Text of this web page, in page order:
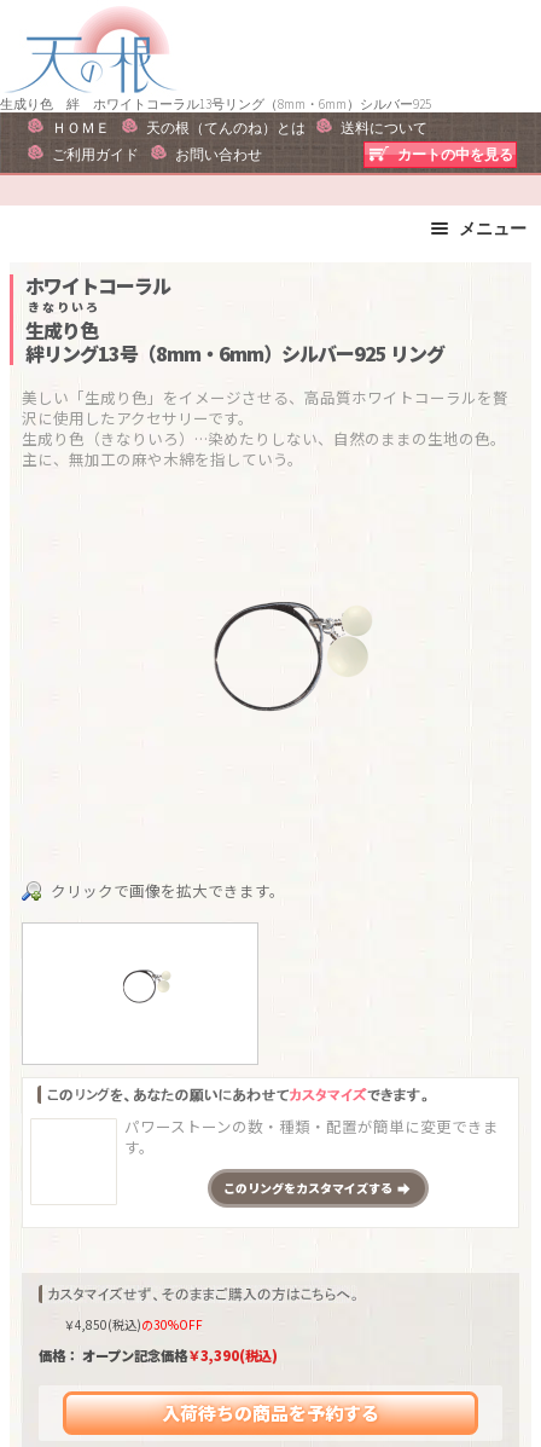
ー
ン
生成り色 絆 ホワイトコーラル13号リング（8mm・6mm）シルバー925
ＨＯＭＥ 天の根（てんのね）とは
送料について
ご利用ガイド
お問い合わせ カートの中を見る
メニュー
ピアス・イヤリング
リング
運勢で選ぶ
干支石で選ぶ
星座石で選ぶ
石の名前で選ぶ
パワーストーン一覧
ホワイトコーラル
生成り色
きなりいろ
絆リング13号（8mm・6mm）シルバー925 リング
美しい「生成り色」をイメージさせる、高品質ホワイトコーラルを贅
沢に使用したアクセサリーです。
生成り色（きなりいろ）…染めたりしない、自然のままの生地の色。
主に、無加工の麻や木綿を指していう。
クリックで画像を拡大できます。
パワーストーンの数・種類・配置が簡単に変更できま
す。
この リングをカスタマイズする
￥4,850(税込)の30%OFF
価格： オープン記念価格￥3,390(税込)
入荷待ちの商品を予約する